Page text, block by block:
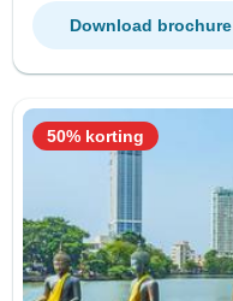
Download brochure
50% korting